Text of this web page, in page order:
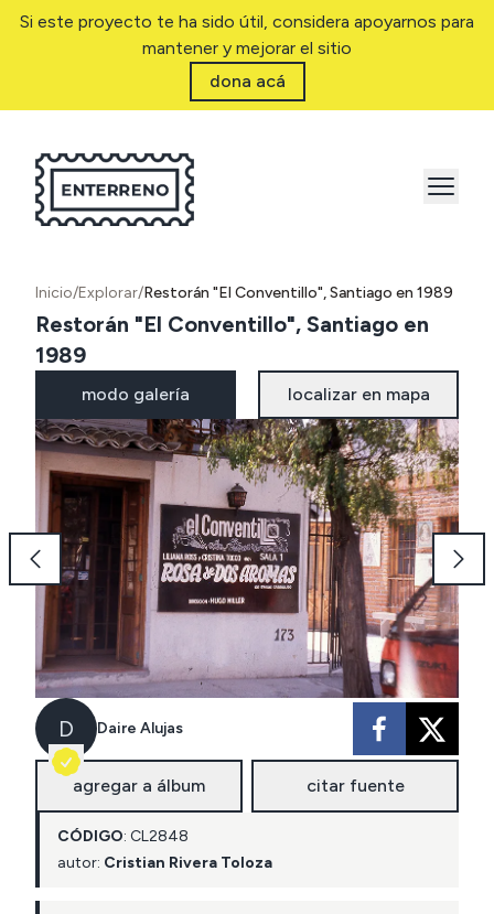
Si este proyecto te ha sido útil, considera apoyarnos para
mantener y mejorar el sitio
dona acá
Inicio/Explorar/Restorán "El Conventillo", Santiago en 1989
Restorán "El Conventillo", Santiago en
1989
modo galería localizar en mapa
D Daire Alujas
agregar a álbum citar fuente
CÓDIGO: CL2848
autor: Cristian Rivera Toloza